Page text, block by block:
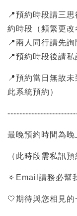
📍預約時段請三
約時段（頻繁更改
📍兩人同行請先
📍預約時段後請
📍預約當日無故
此系統預約）
最晚預約時間為
（此時段需私訊
🔅Email請務必幫
🤍期待與您相見的